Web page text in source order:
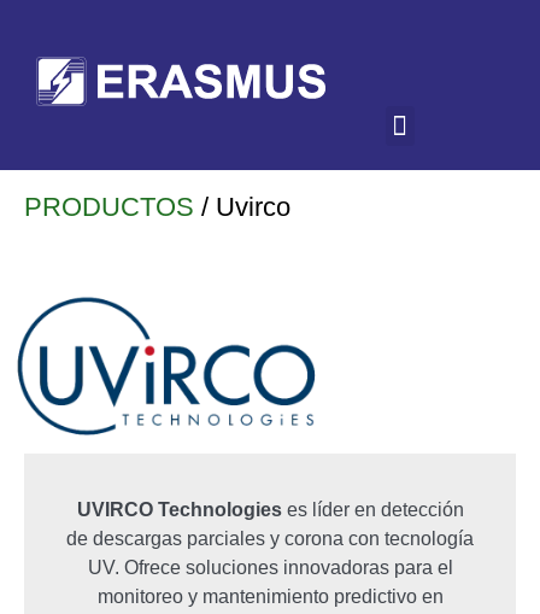
PRODUCTOS / Uvirco
UVIRCO Technologieses líder en detección
de descargas parciales y corona con tecnología
UV. Ofrece soluciones innovadoras para el
monitoreo y mantenimiento predictivo en